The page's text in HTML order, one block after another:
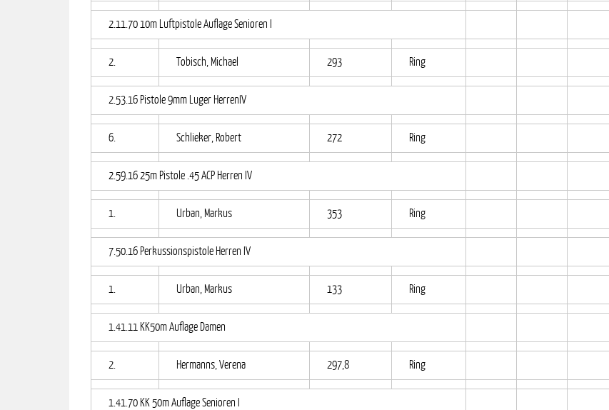
2.11.70 10m Luftpistole Auflage Senioren I
2. Tobisch, Michael 293 Ring
2.53.16 Pistole 9mm Luger HerrenIV
6. Schlieker, Robert 272 Ring
2.59.16 25m Pistole .45 ACP Herren IV
1. Urban, Markus 353 Ring
7.50.16 Perkussionspistole Herren IV
1. Urban, Markus 133 Ring
1.41.11 KK50m Auflage Damen
2. Hermanns, Verena 297,8 Ring
1.41.70 KK 50m Auflage Senioren I